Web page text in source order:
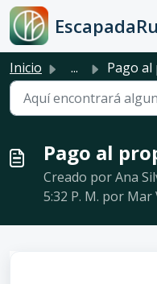
Saltar al contenido
Inicio ... Pago
Pago al
Creado por Ana
5:32 P. M. por Mar